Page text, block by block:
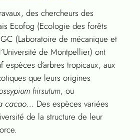
des chercheurs des
Ecofog (Ecologie des forêts
(Laboratoire de mécanique et
de Montpellier) ont
espèces d’arbres tropicaux, aux
que leurs origines
hirsutum, ou
cacao… Des espèces variées
de la structure de leur